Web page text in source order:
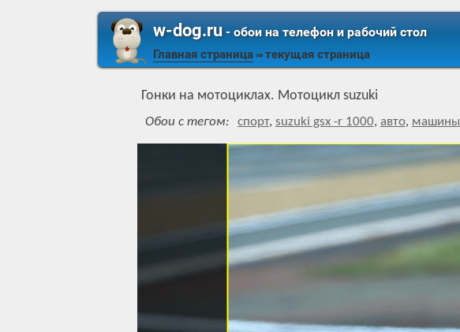
w-dog.ru- обои на телефон и рабочий стол
Главная страница ⇒ текущая страница
Гонки на мотоциклах. Мотоцикл suzuki
Обои с тегом: спорт, suzuki gsx -r 1000, авто, машины